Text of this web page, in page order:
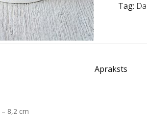
Tag:
Apraksts
– 8,2 cm